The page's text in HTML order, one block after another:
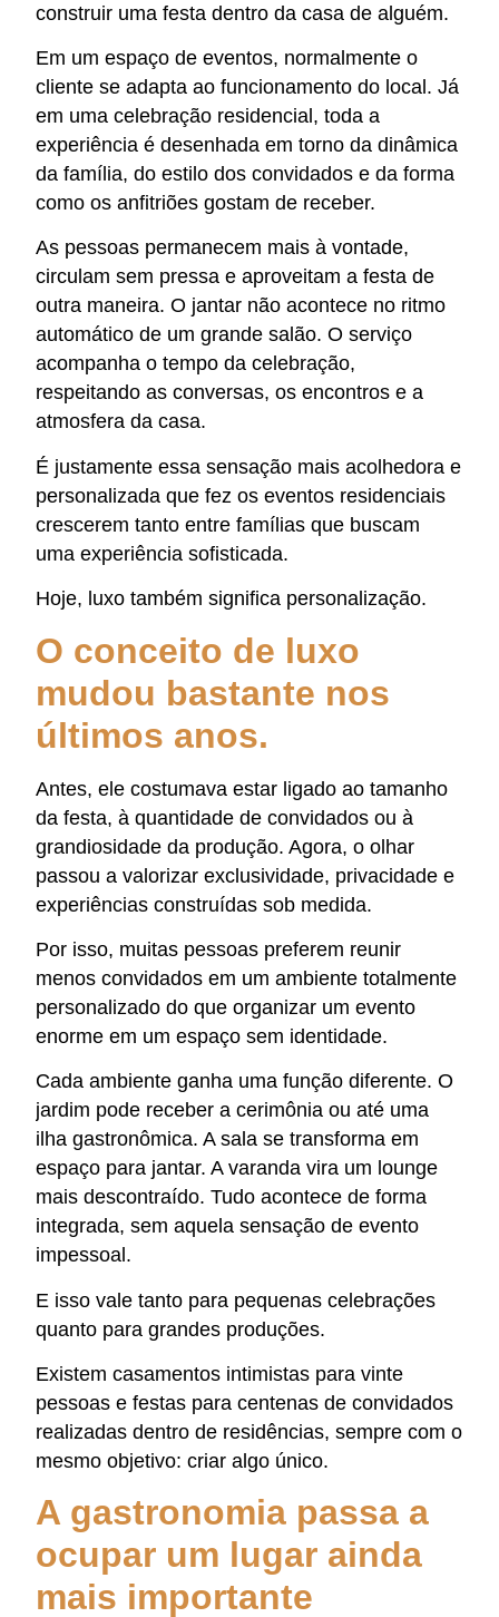
construir uma festa dentro da casa de alguém.
Em um espaço de eventos, normalmente o
cliente se adapta ao funcionamento do local. Já
em uma celebração residencial, toda a
experiência é desenhada em torno da dinâmica
da família, do estilo dos convidados e da forma
como os anfitriões gostam de receber.
As pessoas permanecem mais à vontade,
circulam sem pressa e aproveitam a festa de
outra maneira. O jantar não acontece no ritmo
automático de um grande salão. O serviço
acompanha o tempo da celebração,
respeitando as conversas, os encontros e a
atmosfera da casa.
É justamente essa sensação mais acolhedora e
personalizada que fez os eventos residenciais
crescerem tanto entre famílias que buscam
uma experiência sofisticada.
Hoje, luxo também significa personalização.
O conceito de luxo
mudou bastante nos
últimos anos.
Antes, ele costumava estar ligado ao tamanho
da festa, à quantidade de convidados ou à
grandiosidade da produção. Agora, o olhar
passou a valorizar exclusividade, privacidade e
experiências construídas sob medida.
Por isso, muitas pessoas preferem reunir
menos convidados em um ambiente totalmente
personalizado do que organizar um evento
enorme em um espaço sem identidade.
Cada ambiente ganha uma função diferente. O
jardim pode receber a cerimônia ou até uma
ilha gastronômica. A sala se transforma em
espaço para jantar. A varanda vira um lounge
mais descontraído. Tudo acontece de forma
integrada, sem aquela sensação de evento
impessoal.
E isso vale tanto para pequenas celebrações
quanto para grandes produções.
Existem casamentos intimistas para vinte
pessoas e festas para centenas de convidados
realizadas dentro de residências, sempre com o
mesmo objetivo: criar algo único.
A gastronomia passa a
ocupar um lugar ainda
mais importante